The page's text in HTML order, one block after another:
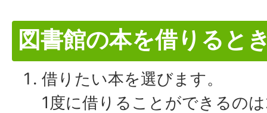
図書館の本を借りると
借りたい本を選びます。
1度に借りることができるの